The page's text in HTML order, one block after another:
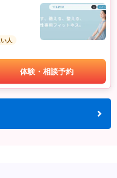
人
体験・相談予約